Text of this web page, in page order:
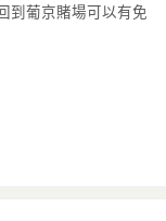
到葡京賭場可以有免